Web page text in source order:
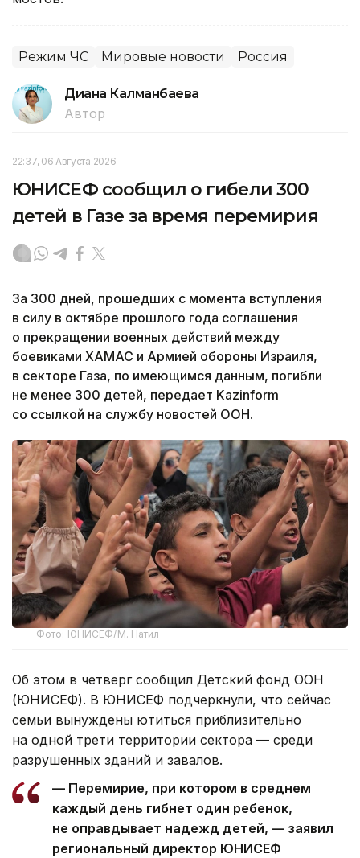
Режим ЧС Мировые новости Россия
Диана Калманбаева
Автор
22:37, 06 Августа 2026
ЮНИСЕФ сообщил о гибели 300
детей в Газе за время перемирия
За 300 дней, прошедших с момента вступления
в силу в октябре прошлого года соглашения
о прекращении военных действий между
боевиками ХАМАС и Армией обороны Израиля,
в секторе Газа, по имеющимся данным, погибли
не менее 300 детей, передает Kazinform
со ссылкой на службу новостей ООН.
Фото: ЮНИСЕФ/М. Натил
Об этом в четверг сообщил Детский фонд ООН
(ЮНИСЕФ). В ЮНИСЕФ подчеркнули, что сейчас
семьи вынуждены ютиться приблизительно
на одной трети территории сектора — среди
разрушенных зданий и завалов.
— Перемирие, при котором в среднем
каждый день гибнет один ребенок,
не оправдывает надежд детей, — заявил
региональный директор ЮНИСЕФ